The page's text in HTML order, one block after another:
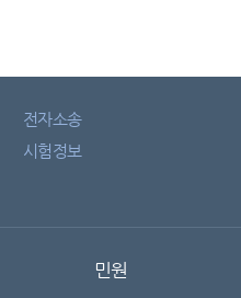
전자소송
시험정보
민원